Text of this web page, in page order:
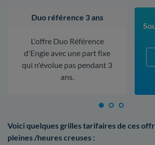
Duo référence 3 ans
L'offre Duo Référence
d'Engie avec une part fixe
qui n'évolue pas pendant 3
ans.
Voici quelques grilles tarifaires de ces
pleines /heures creuses :